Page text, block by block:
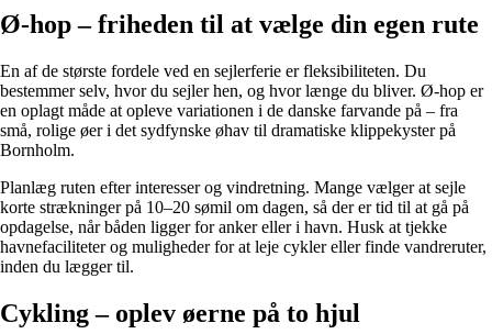
Ø-hop – friheden til at vælge din egen rute
En af de største fordele ved en sejlerferie er fleksibiliteten. Du
bestemmer selv, hvor du sejler hen, og hvor længe du bliver. Ø-hop er
en oplagt måde at opleve variationen i de danske farvande på – fra
små, rolige øer i det sydfynske øhav til dramatiske klippekyster på
Bornholm.
Planlæg ruten efter interesser og vindretning. Mange vælger at sejle
korte strækninger på 10–20 sømil om dagen, så der er tid til at gå på
opdagelse, når båden ligger for anker eller i havn. Husk at tjekke
havnefaciliteter og muligheder for at leje cykler eller finde vandreruter,
inden du lægger til.
Cykling – oplev øerne på to hjul